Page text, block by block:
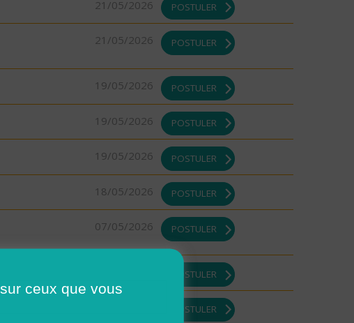
21/05/2026 POSTULER
21/05/2026 POSTULER
19/05/2026 POSTULER
19/05/2026 POSTULER
19/05/2026 POSTULER
18/05/2026 POSTULER
07/05/2026 POSTULER
POSTULER
POSTULER
ceux que vous